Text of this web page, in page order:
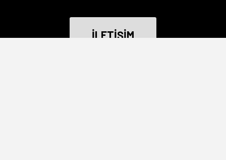
İLETİŞİM